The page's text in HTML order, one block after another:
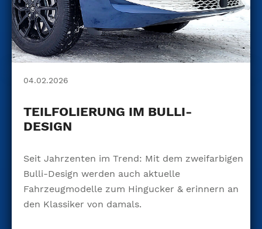
04.02.2026
TEILFOLIERUNG IM BULLI-
DESIGN
Seit Jahrzenten im Trend: Mit dem zweifarbigen
Bulli-Design werden auch aktuelle
Fahrzeugmodelle zum Hingucker & erinnern an
den Klassiker von damals.